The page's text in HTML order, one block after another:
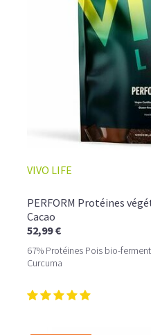
☕ LATTE MACCHIATO GLACÉ
VIVO LIFE
PERFORM Protéines
Cacao
52,99 €
67% Protéines Pois bio-
Curcuma